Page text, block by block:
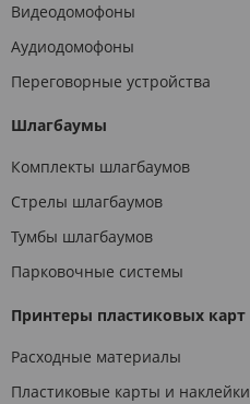
Видеодомофоны
Аудиодомофоны
Переговорные устройства
Шлагбаумы
Комплекты шлагбаумов
Стрелы шлагбаумов
Тумбы шлагбаумов
Парковочные системы
Принтеры пластиковых карт
Расходные материалы
Пластиковые карты и наклейки